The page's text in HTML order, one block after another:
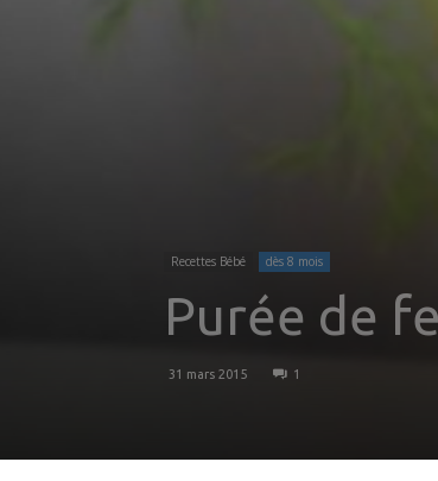
Recettes Bébé dès 8 mois
Purée de
31 mars 2015 1